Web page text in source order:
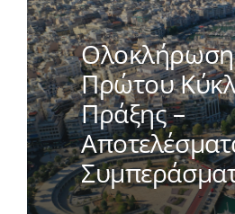
Ολοκλήρωση
Πρώτου
Πράξης –